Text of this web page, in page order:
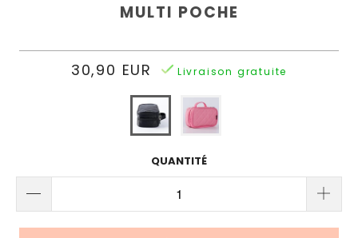
Rangement
MULTI POCHE
30,90 EUR Livraison gratuite
QUANTITÉ